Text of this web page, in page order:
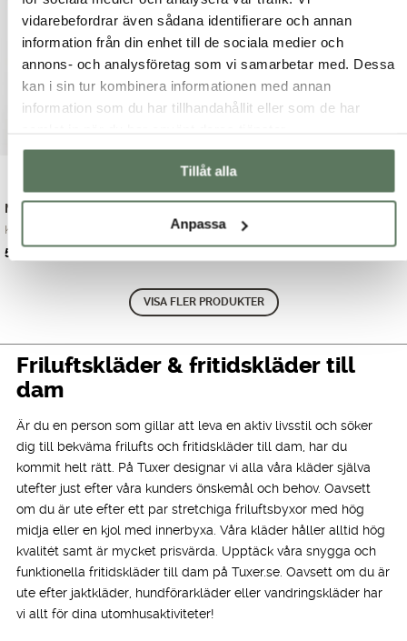
vidarebefordrar även sådana identifierare och annan
information från din enhet till de sociala medier och
annons- och analysföretag som vi samarbetar med. Dessa
kan i sin tur kombinera informationen med annan
information som du har tillhandahållit eller som de har
Tillåt alla
Anpassa
Mia Jacket
Klassisk regnjacka...
999.00kr
Det
599.00kr
Det
Cruz Tights - bekv...
899.00kr
Det
priset
var:
599.00kr
Det
priset
är:
VISA FLER PRODUKTER
Friluftskläder & fritidskläder till
dam
Är du en person som gillar att leva en aktiv livsstil och söker
dig till bekväma frilufts och fritidskläder till dam, har du
kommit helt rätt. På Tuxer designar vi alla våra kläder själva
utefter just efter våra kunders önskemål och behov. Oavsett
om du är ute efter ett par stretchiga friluftsbyxor med hög
midja eller en kjol med innerbyxa. Våra kläder håller alltid hög
kvalitét samt är mycket prisvärda. Upptäck våra snygga och
funktionella fritidskläder till dam på Tuxer.se. Oavsett om du är
ute efter jaktkläder, hundförarkläder eller vandringskläder har
vi allt för dina utomhusaktiviteter!